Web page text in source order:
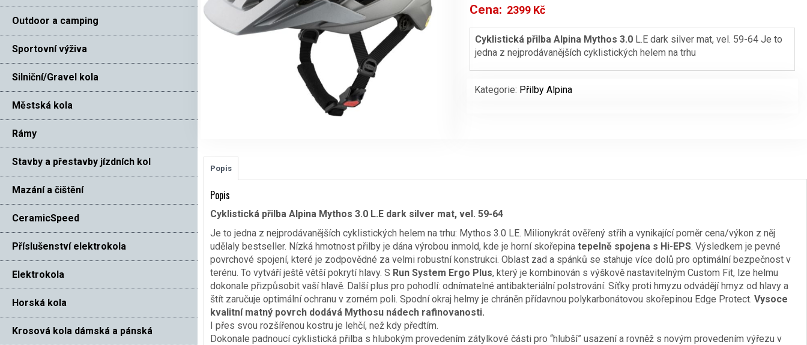
Outdoor a camping
Sportovní výživa
Silniční/Gravel kola
Městská kola
Rámy
Stavby a přestavby jízdních kol
Mazání a čištění
CeramicSpeed
Příslušenství elektrokola
Elektrokola
Horská kola
Krosová kola dámská a pánská
Cena: Původní
cena
byla:
2699 Kč.
2399 Kč
cena
je:
2399 Kč.
Cyklistická přilba Alpina Mythos 3.0 L.E dark silver mat, vel. 59-64 Je to
jedna z nejprodávanějších cyklistických helem na trhu
Kategorie: Přilby Alpina
Popis
Popis
Cyklistická přilba Alpina Mythos 3.0 L.E dark silver mat, vel. 59-64
Je to jedna z nejprodávanějších cyklistických helem na trhu: Mythos 3.0 LE. Milionykrát ověřený střih a vynikající poměr cena/výkon z něj
udělaly bestseller. Nízká hmotnost přilby je dána výrobou inmold, kde je horní skořepina tepelně spojena s Hi-EPS. Výsledkem je pevné
povrchové spojení, které je zodpovědné za velmi robustní konstrukci. Oblast zad a spánků se stahuje více dolů pro optimální bezpečnost v
terénu. To vytváří ještě větší pokrytí hlavy. S Run System Ergo Plus, který je kombinován s výškově nastavitelným Custom Fit, lze helmu
dokonale přizpůsobit vaší hlavě. Další plus pro pohodlí: odnímatelné antibakteriální polstrování. Síťky proti hmyzu odvádějí hmyz od hlavy a
štít zaručuje optimální ochranu v zorném poli. Spodní okraj helmy je chráněn přídavnou polykarbonátovou skořepinou Edge Protect. Vysoce
kvalitní matný povrch dodává Mythosu nádech rafinovanosti.
I přes svou rozšířenou kostru je lehčí, než kdy předtím.
Dokonale padnoucí cyklistická přilba s hlubokým provedením zátylkové části pro “hlubší” usazení a rovněž s novým provedením výřezu v